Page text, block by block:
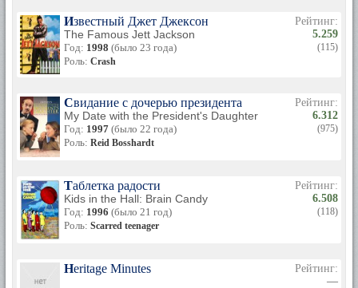
Известный Джет Джексон
The Famous Jett Jackson
Год: 1998 (было 23 года)
Роль: Crash
Рейтинг:
5.259
(115)
Свидание с дочерью президента
My Date with the President's Daughter
Год: 1997 (было 22 года)
Роль: Reid Bosshardt
Рейтинг:
6.312
(975)
Таблетка радости
Kids in the Hall: Brain Candy
Год: 1996 (было 21 год)
Роль: Scarred teenager
Рейтинг:
6.508
(118)
Heritage Minutes
Рейтинг:
—